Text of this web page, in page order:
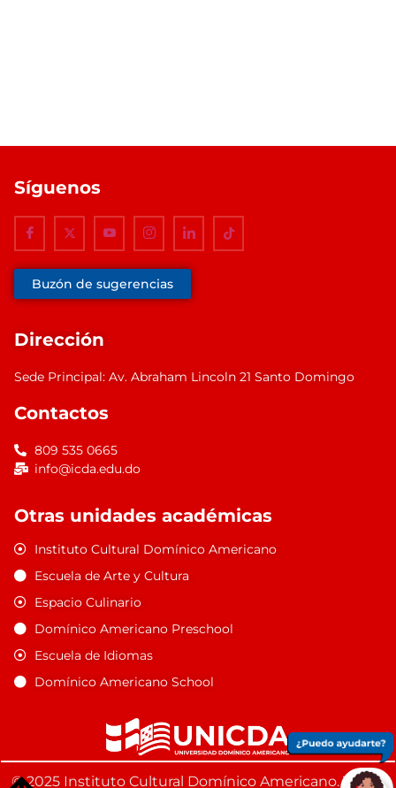
Síguenos
Buzón de sugerencias
Dirección
Sede Principal: Av. Abraham Lincoln 21 Santo Domingo
Contactos
809 535 0665
info@icda.edu.do
Otras unidades académicas
Instituto Cultural Domínico Americano
Escuela de Arte y Cultura
Espacio Culinario
Domínico Americano Preschool
Escuela de Idiomas
Domínico Americano School
© 2025 Instituto Cultural Domínico Americano. Todos